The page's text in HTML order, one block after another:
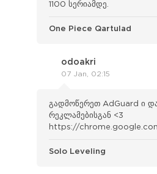
1100 სერიამდე.
One Piece Qartulad
odoakri
07 Jan, 02:15
გადმოწერეთ AdGuard ი
რეკლამებისგან <3
https://
Solo Leveling